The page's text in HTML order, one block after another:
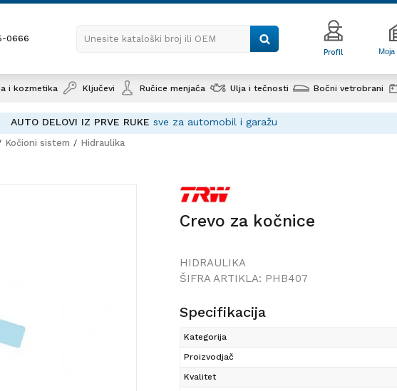
0666 Unesite kataloški broj ili OEM
Profil
i kozmetika Ključevi Ručice menjača Ulja i tečnosti Bočni vetrobrani
AUTO DELOVI IZ PRVE RUKE sve za automobil i garažu
Kočioni sistem Hidraulika
Crevo za kočnice
HIDRAULIKA
ŠIFRA ARTIKLA: PHB407
Specifikacija
Kategorija
Proizvodjač
Kvalitet